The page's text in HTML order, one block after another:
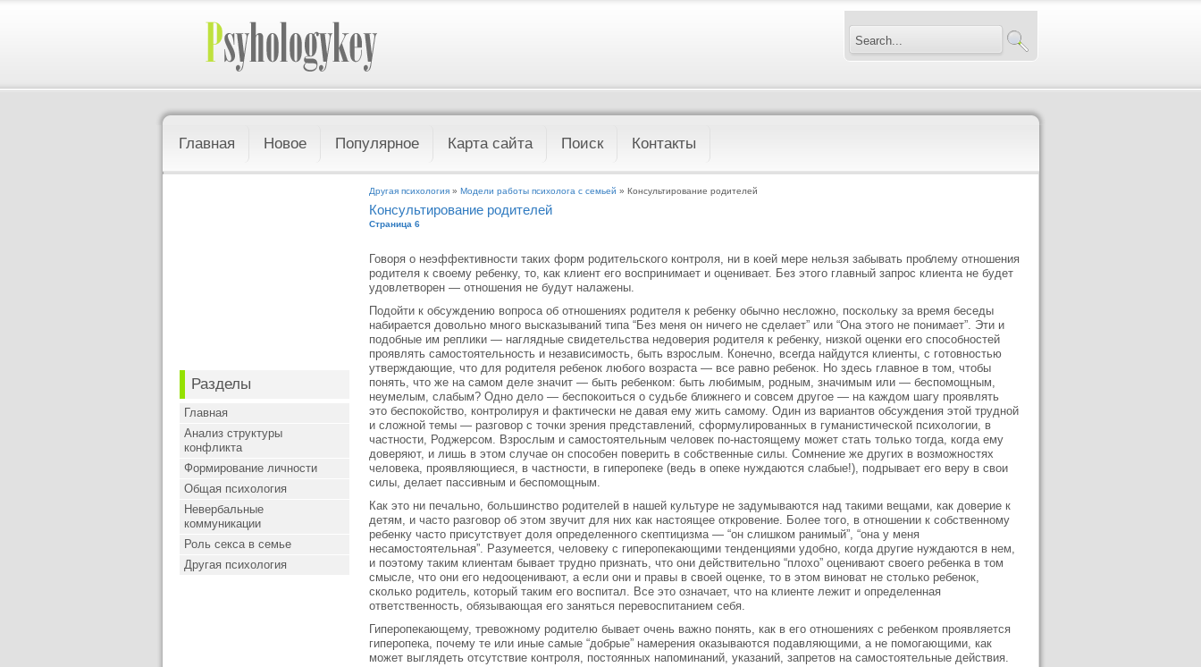
Главная Новое Популярное Карта сайта Поиск Контакты
Разделы
Главная
Анализ структуры
конфликта
Формирование личности
Общая психология
Невербальные
коммуникации
Роль секса в семье
Другая психология
Другая психология » Модели работы психолога с семьей » Консультирование родителей
Консультирование родителей
Страница 6
Говоря о неэффективности таких форм родительского контроля, ни в коей мере нельзя забывать проблему отношения
родителя к своему ребенку, то, как клиент его воспринимает и оценивает. Без этого главный запрос клиента не будет
удовлетворен — отношения не будут налажены.
Подойти к обсуждению вопроса об отношениях родителя к ребенку обычно несложно, поскольку за время беседы
набирается довольно много высказываний типа “Без меня он ничего не сделает” или “Она этого не понимает”. Эти и
подобные им реплики — наглядные свидетельства недоверия родителя к ребенку, низкой оценки его способностей
проявлять самостоятельность и независимость, быть взрослым. Конечно, всегда найдутся клиенты, с готовностью
утверждающие, что для родителя ребенок любого возраста — все равно ребенок. Но здесь главное в том, чтобы
понять, что же на самом деле значит — быть ребенком: быть любимым, родным, значимым или — беспомощным,
неумелым, слабым? Одно дело — беспокоиться о судьбе ближнего и совсем другое — на каждом шагу проявлять
это беспокойство, контролируя и фактически не давая ему жить самому. Один из вариантов обсуждения этой трудной
и сложной темы — разговор с точки зрения представлений, сформулированных в гуманистической психологии, в
частности, Роджерсом. Взрослым и самостоятельным человек по-настоящему может стать только тогда, когда ему
доверяют, и лишь в этом случае он способен поверить в собственные силы. Сомнение же других в возможностях
человека, проявляющиеся, в частности, в гиперопеке (ведь в опеке нуждаются слабые!), подрывает его веру в свои
силы, делает пассивным и беспомощным.
Как это ни печально, большинство родителей в нашей культуре не задумываются над такими вещами, как доверие к
детям, и часто разговор об этом звучит для них как настоящее откровение. Более того, в отношении к собственному
ребенку часто присутствует доля определенного скептицизма — “он слишком ранимый”, “она у меня
несамостоятельная”. Разумеется, человеку с гиперопекающими тенденциями удобно, когда другие нуждаются в нем,
и поэтому таким клиентам бывает трудно признать, что они действительно “плохо” оценивают своего ребенка в том
смысле, что они его недооценивают, а если они и правы в своей оценке, то в этом виноват не столько ребенок,
сколько родитель, который таким его воспитал. Все это означает, что на клиенте лежит и определенная
ответственность, обязывающая его заняться перевоспитанием себя.
Гиперопекающему, тревожному родителю бывает очень важно понять, как в его отношениях с ребенком проявляется
гиперопека, почему те или иные самые “добрые” намерения оказываются подавляющими, а не помогающими, как
может выглядеть отсутствие контроля, постоянных напоминаний, указаний, запретов на самостоятельные действия.